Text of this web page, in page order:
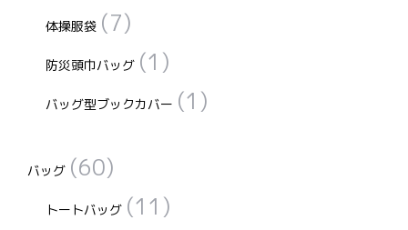
体操服袋 (7)
防災頭巾バッグ (1)
バッグ型ブックカバー (1)
バッグ (60)
トートバッグ (11)